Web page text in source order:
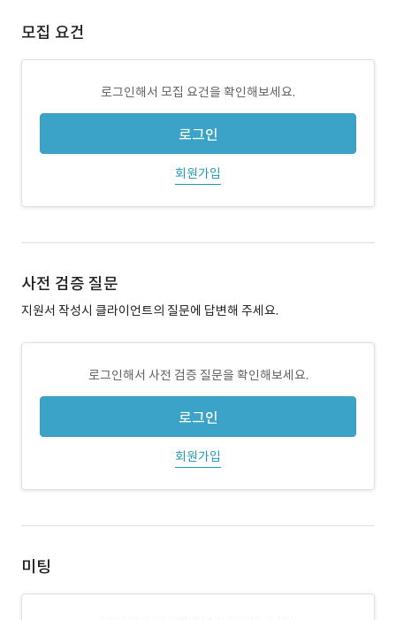
모집 요건
로그인해서 모집 요건을 확인해보세요.
로그인
회원가입
사전 검증 질문
지원서 작성시 클라이언트의 질문에 답변해 주세요.
로그인해서 사전 검증 질문을 확인해보세요.
로그인
회원가입
미팅